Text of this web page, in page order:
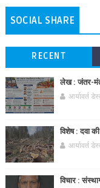
SOCIAL SHARE
RECENT
लेख : जंतर-
आर्यावर्त
विशेष : दवा
आर्यावर्त
विचार :